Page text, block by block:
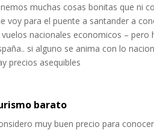
muchas cosas bonitas que ni
voy para el puente a santander a
vuelos nacionales economicos –
si alguno se anima con lo
precios asequibles
barato
muy buen precio para